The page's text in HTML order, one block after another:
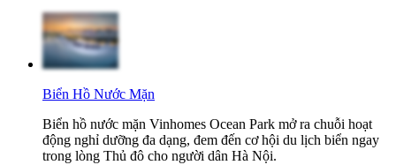
Biển Hồ Nước Mặn
Biển hồ nước mặn Vinhomes Ocean Park mở ra chuỗi hoạt
động nghỉ dưỡng đa dạng, đem đến cơ hội du lịch biển ngay
trong lòng Thủ đô cho người dân Hà Nội.